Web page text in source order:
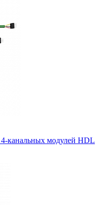
канальных модулей HDL